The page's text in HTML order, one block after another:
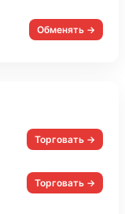
Обменять →
Торговать →
Торговать →